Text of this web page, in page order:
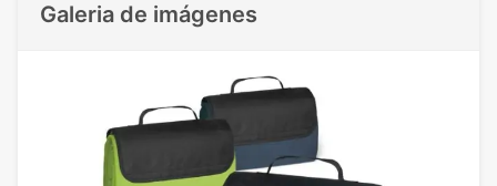
Galeria de imágenes